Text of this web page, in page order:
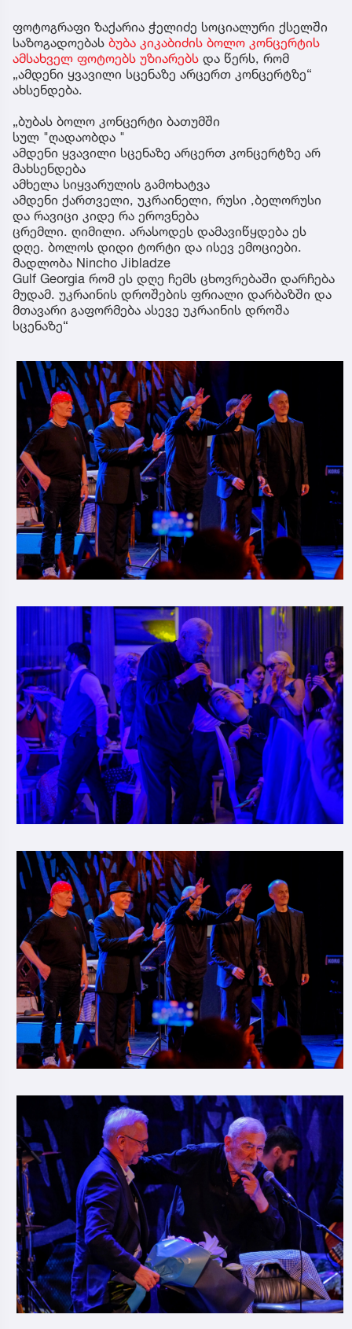
ვინაობა
ფოტოგრაფი ზაქარია ჭელიძე სოციალური ქსელში
საზოგადოებას ბუბა კიკაბიძის ბოლო კონცერტის
ამსახველ ფოტოებს უზიარებს და წერს, რომ
„ამდენი ყვავილი სცენაზე არცერთ კონცერტზე“
ახსენდება.
„ბუბას ბოლო კონცერტი ბათუმში
სულ "ღადაობდა "
ამდენი ყვავილი სცენაზე არცერთ კონცერტზე არ
მახსენდება
ამხელა სიყვარულის გამოხატვა
ამდენი ქართველი, უკრაინელი, რუსი ,ბელორუსი
და რავიცი კიდე რა ეროვნება
ცრემლი. ღიმილი. არასოდეს დამავიწყდება ეს
დღე. ბოლოს დიდი ტორტი და ისევ ემოციები.
მადლობა Nincho Jibladze
Gulf Georgia რომ ეს დღე ჩემს ცხოვრებაში დარჩება
მუდამ. უკრაინის დროშების ფრიალი დარბაზში და
მთავარი გაფორმება ასევე უკრაინის დროშა
სცენაზე“